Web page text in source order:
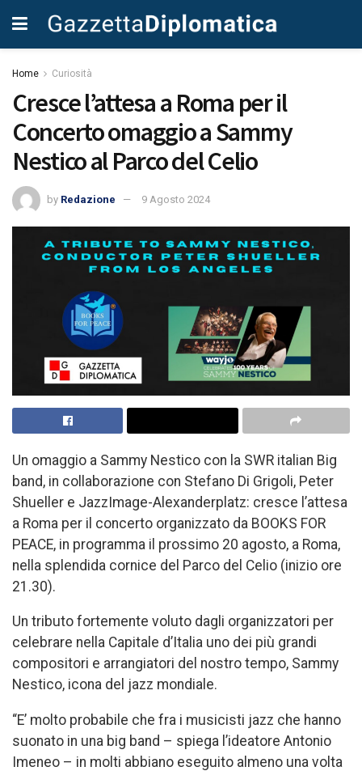
Home Curiosità
Cresce l’attesa a Roma per il
Concerto omaggio a Sammy
Nestico al Parco del Celio
by Redazione 9 Agosto 2024
Un omaggio a Sammy Nestico con la SWR italian Big
band, in collaborazione con Stefano Di Grigoli, Peter
Shueller e JazzImage-Alexanderplatz: cresce l’attesa
a Roma per il concerto organizzato da BOOKS FOR
PEACE, in programma il prossimo 20 agosto, a Roma,
nella splendida cornice del Parco del Celio (inizio ore
21.30).
Un tributo fortemente voluto dagli organizzatori per
celebrare nella Capitale d’Italia uno dei più grandi
compositori e arrangiatori del nostro tempo, Sammy
Nestico, icona del jazz mondiale.
“E’ molto probabile che fra i musicisti jazz che hanno
suonato in una big band – spiega l’ideatore Antonio
Imeneo – in molti abbiano eseguito almeno una volta